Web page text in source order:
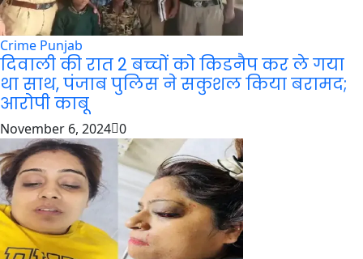
Crime Punjab
दिवाली की रात 2 बच्चों को किडनैप कर ले गया
था साथ, पंजाब पुलिस ने सकुशल किया बरामद;
आरोपी काबू
November 6, 2024 0